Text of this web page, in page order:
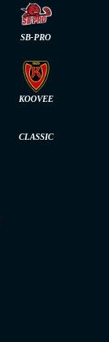
SB-PRO
KOOVEE
CLASSIC